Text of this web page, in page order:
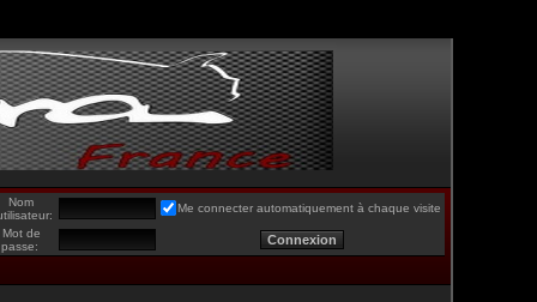
Nom
Me connecter automatiquement à chaque visite
Mot de
passe: